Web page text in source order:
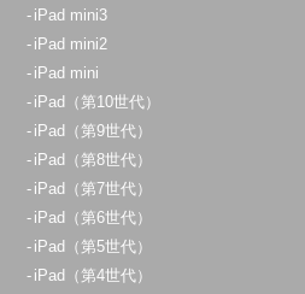
11:00～20:00
定休日：不定休
070-9054-8742
アクセス
iPad mini3
iPad mini2
iPad mini
iPad（第10世代）
iPad（第9世代）
iPad（第8世代）
iPad（第7世代）
iPad（第6世代）
iPad（第5世代）
iPad（第4世代）